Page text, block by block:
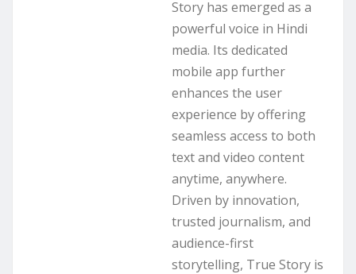
Story has emerged as a
powerful voice in Hindi
media. Its dedicated
mobile app further
enhances the user
experience by offering
seamless access to both
text and video content
anytime, anywhere.
Driven by innovation,
trusted journalism, and
audience-first
storytelling, True Story is